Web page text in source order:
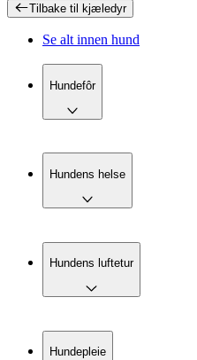
Tilbake til kjæledyr
Se alt innen hund
Hundefôr
Hundens helse
Hundens luftetur
Hundepleie